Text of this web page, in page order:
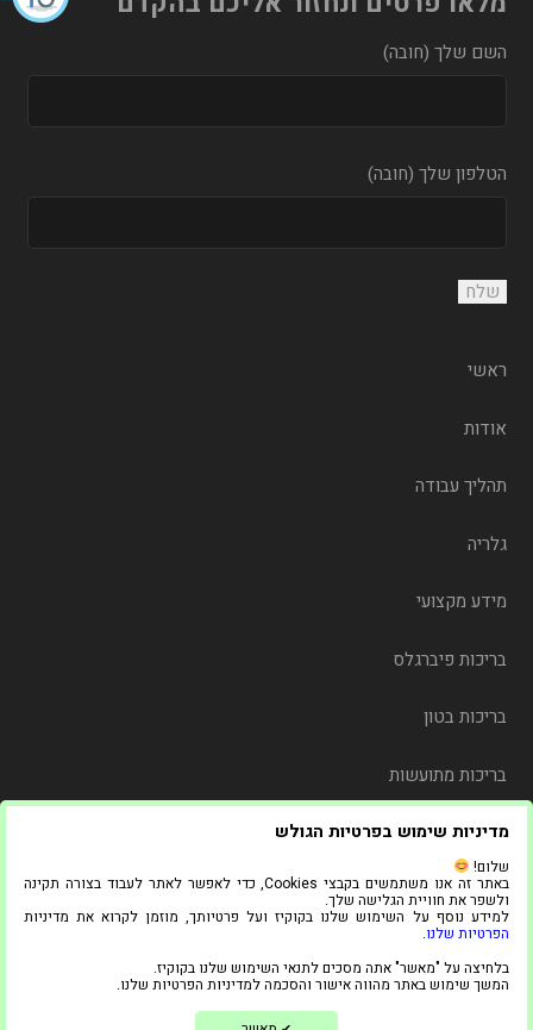
מדיניות שימוש בפרטיות הגולש
שלום!
באתר זה אנו משתמשים בקבצי Cookies, כדי לאפשר לאתר לעבוד בצורה תקינה
ולשפר את חוויית הגלישה שלך.
למידע נוסף על השימוש שלנו בקוקיז ועל פרטיותך, מוזמן לקרוא את מדיניות
הפרטיות שלנו.
בלחיצה על "מאשר" אתה מסכים לתנאי השימוש שלנו בקוקיז.
המשך שימוש באתר מהווה אישור והסכמה למדיניות הפרטיות שלנו.
השם שלך (חובה)
הטלפון שלך (חובה)
ראשי
אודות
תהליך עבודה
גלריה
מידע מקצועי
בריכות פיברגלס
בריכות בטון
בריכות מתועשות
משלוח
צור קשר